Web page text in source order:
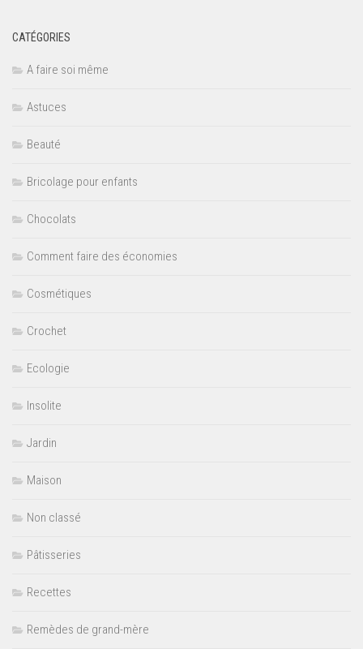
CATÉGORIES
A faire soi même
Astuces
Beauté
Bricolage pour enfants
Chocolats
Comment faire des économies
Cosmétiques
Crochet
Ecologie
Insolite
Jardin
Maison
Non classé
Pâtisseries
Recettes
Remèdes de grand-mère